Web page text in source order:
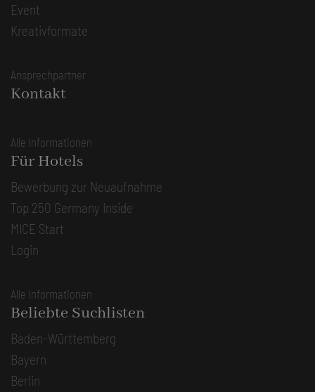
Event
Kreativformate
Ansprechpartner
Kontakt
Alle Informationen
Für Hotels
Bewerbung zur Neuaufnahme
Top 250 Germany Inside
MICE Start
Login
Alle Informationen
Beliebte Suchlisten
Baden-Württemberg
Bayern
Berlin